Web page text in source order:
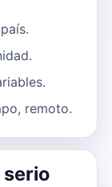
remoto.
serio